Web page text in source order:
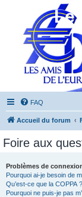
FAQ
Accueil du forum
Foire aux
Problèmes de
Pourquoi ai-je besoin de
Qu’est-ce que la COPPA ?
Pourquoi ne puis-je pas